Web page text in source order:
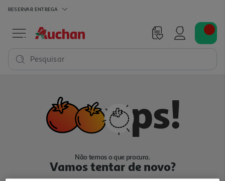
RESERVAR ENTREGA
Pesquisar
Não temos o que procura.
Vamos tentar de novo?